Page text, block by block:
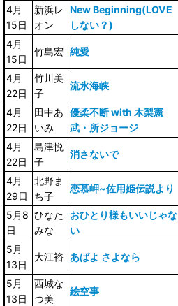
4月
15日
新浜レ
オン
New Beginning(LOVE
しない？)
4月
15日
竹島宏 純愛
4月
22日
竹川美
子
流氷海峡
4月
22日
田中あ
いみ
優柔不断 with 木梨憲
武・所ジョージ
4月
22日
島津悦
子
消さないで
4月
29日
北野ま
ち子
恋慕岬~佐用姫伝説より
5月8
日
ひなた
みな
おひとり様もいいじゃな
い
5月
13日
大江裕 あばよ さよなら
5月
13日
西城な
つ美
絵空事